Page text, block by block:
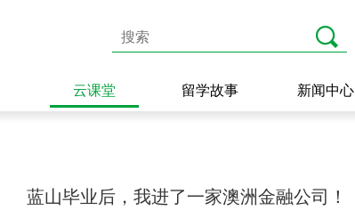
云课堂 留学故事 新闻中心
蓝山毕业后，我进了一家澳洲金融公司！